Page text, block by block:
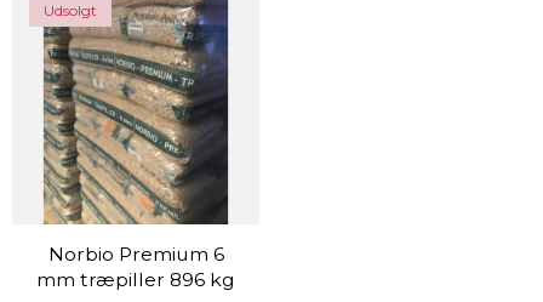
Udsolgt
Norbio Premium 6
mm træpiller 896 kg